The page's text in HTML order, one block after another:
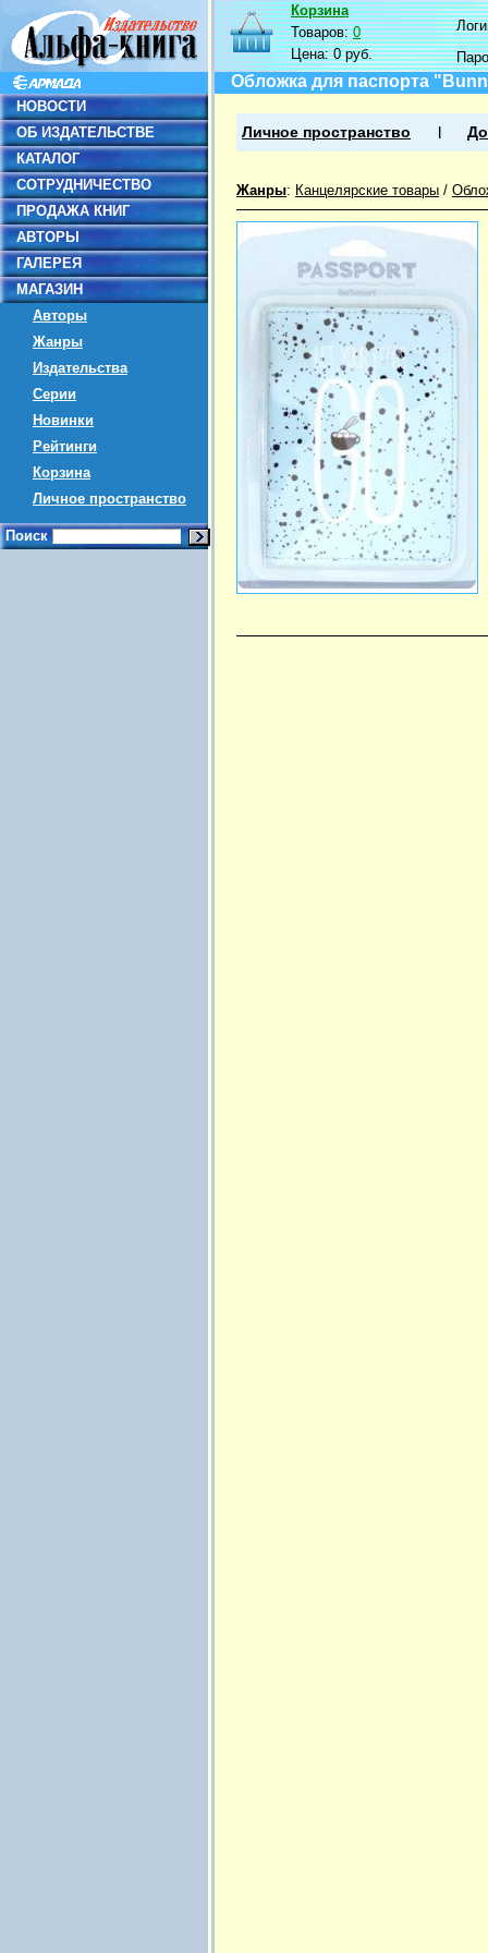
НОВОСТИ
ОБ ИЗДАТЕЛЬСТВЕ
КАТАЛОГ
СОТРУДНИЧЕСТВО
ПРОДАЖА КНИГ
АВТОРЫ
ГАЛЕРЕЯ
МАГАЗИН
Авторы
Жанры
Издательства
Серии
Новинки
Рейтинги
Корзина
Личное пространство
Поиск
Корзина
Товаров:0
Цена:0 руб.
Обложка для паспорта
Личное пространство
Жанры: Канцелярские товары /